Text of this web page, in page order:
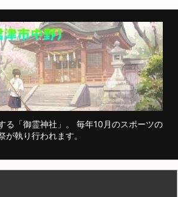
る「御霊神社」。 毎年10月のスポーツの
が執り行われます。